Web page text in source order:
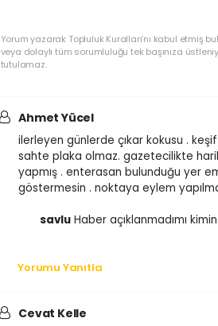
Yorum yazarak Topluluk Kuralları’nı kabul etmiş
veya dolaylı tüm sorumluluğu tek başınıza
tutulamaz.
Ahmet Yücel
ilerleyen günlerde çıkar kokusu .
sahte plaka olmaz. gazetecilikte
yapmış . enterasan bulunduğu yer
göstermesin . noktaya eylem
savlu Haber açıklanmadımı
Yorumu Yanıtla
Cevat Kelle